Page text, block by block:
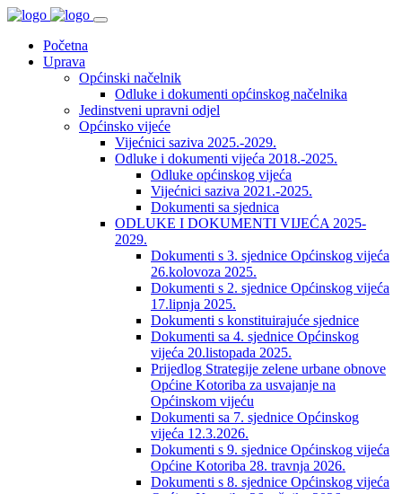
Početna
Uprava
Općinski načelnik
Odluke i dokumenti općinskog načelnika
Jedinstveni upravni odjel
Općinsko vijeće
Vijećnici saziva 2025.-2029.
Odluke i dokumenti vijeća 2018.-2025.
Odluke općinskog vijeća
Vijećnici saziva 2021.-2025.
Dokumenti sa sjednica
ODLUKE I DOKUMENTI VIJEĆA 2025-
2029.
Dokumenti s 3. sjednice Općinskog vijeća
26.kolovoza 2025.
Dokumenti s 2. sjednice Općinskog vijeća
17.lipnja 2025.
Dokumenti s konstituirajuće sjednice
Dokumenti sa 4. sjednice Općinskog
vijeća 20.listopada 2025.
Prijedlog Strategije zelene urbane obnove
Općine Kotoriba za usvajanje na
Općinskom vijeću
Dokumenti sa 7. sjednice Općinskog
vijeća 12.3.2026.
Dokumenti s 9. sjednice Općinskog vijeća
Općine Kotoriba 28. travnja 2026.
Dokumenti s 8. sjednice Općinskog vijeća